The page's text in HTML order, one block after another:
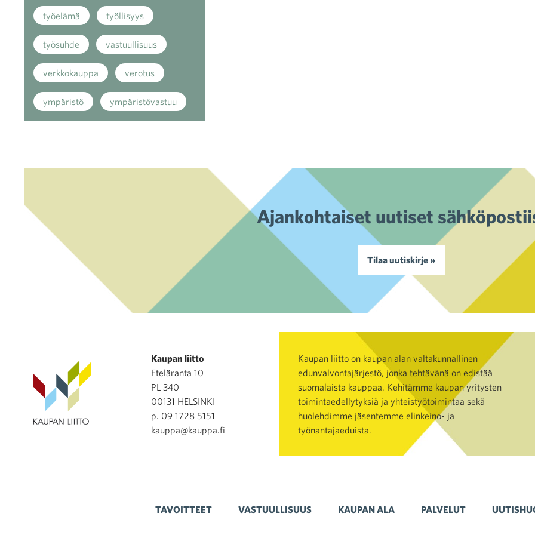
työelämä työllisyys
työsuhde vastuullisuus
verkkokauppa verotus
ympäristö ympäristövastuu
Ajankohtaiset uutiset
Tilaa uutiskirje »
Kaupan liitto
Eteläranta 10
PL 340
00131 HELSINKI
p. 09 1728 5151
kauppa@kauppa.fi
Kaupan liitto on kaupan alan valtakunnallinen
edunvalvontajärjestö, jonka tehtävänä on edistää
suomalaista kauppaa. Kehitämme kaupan yritysten
toimintaedellytyksiä ja yhteistyötoimintaa sekä
huolehdimme jäsentemme elinkeino- ja
työnantajaeduista.
TAVOITTEET VASTUULLISUUS KAUPAN ALA PALVELUT